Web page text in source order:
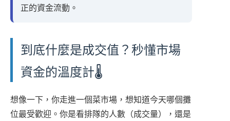
正的資金流動。
到底什麼是成交值？秒懂市場
資金的溫度計🌡️
想像一下，你走進一個菜市場，想知道今天哪個攤
位最受歡迎。你是看排隊的人數（成交量），還是